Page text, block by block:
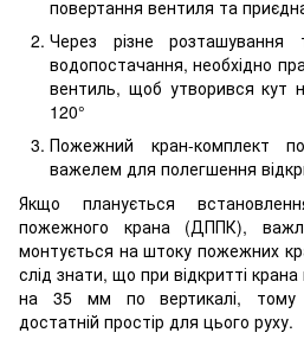
повертання вентиля та
Через різне розташування
водопостачання, необхідно
вентиль, щоб утворився кут
120°
Пожежний кран-комплект
важелем для полегшення
Якщо планується
пожежного крана (ДППК),
монтується на штоку пожежних
слід знати, що при відкритті
на 35 мм по вертикалі, тому
достатній простір для цього руху.